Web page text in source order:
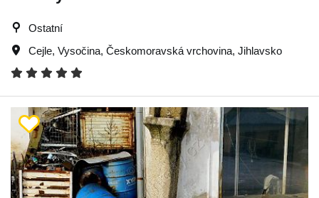
Ostatní
Cejle, Vysočina, Českomoravská vrchovina, Jihlavsko